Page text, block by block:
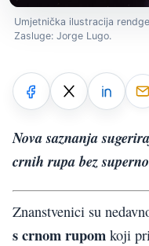
Umjetnička ilustracija
Zasluge: Jorge Lugo.
Nova saznanja
crnih rupa bez
Znanstvenici su
s crnom rupom koji